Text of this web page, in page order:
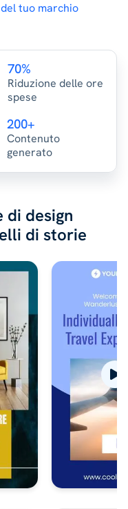
tuo marchio
70%
Riduzione delle ore
spese
200+
Contenuto
generato
di design
di storie